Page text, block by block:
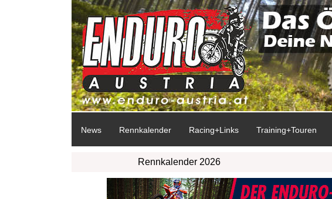
News Rennkalender Racing+Links Training+Touren
Rennkalender 2026